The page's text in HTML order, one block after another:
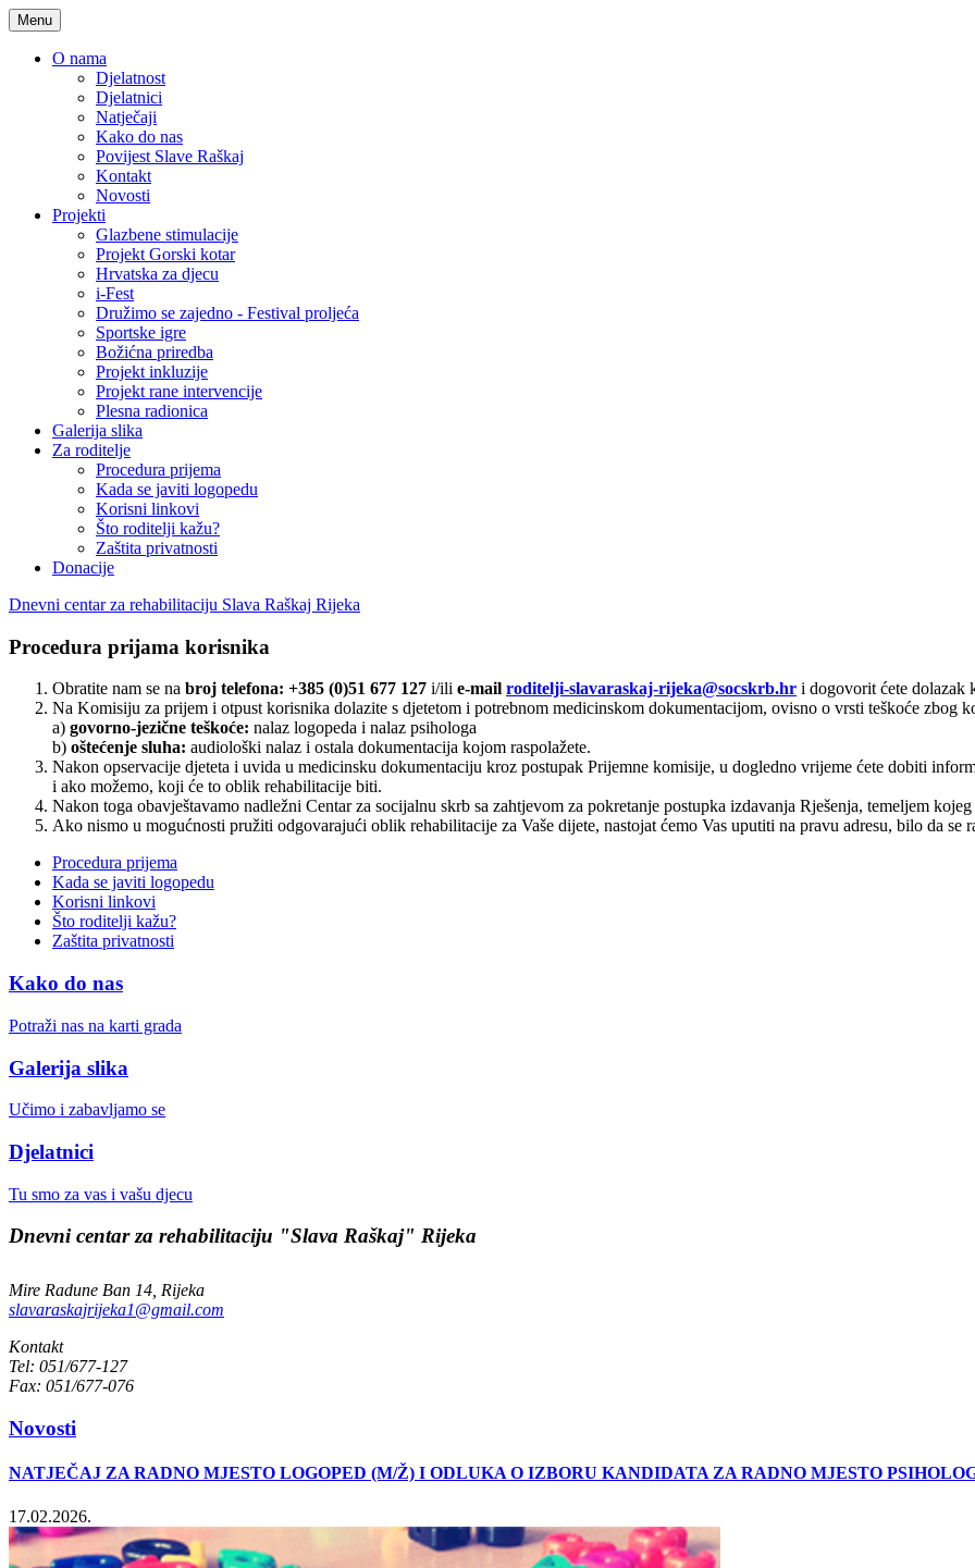
Menu
O nama
Djelatnost
Djelatnici
Natječaji
Kako do nas
Povijest Slave Raškaj
Kontakt
Novosti
Projekti
Glazbene stimulacije
Projekt Gorski kotar
Hrvatska za djecu
i-Fest
Družimo se zajedno - Festival proljeća
Sportske igre
Božićna priredba
Projekt inkluzije
Projekt rane intervencije
Plesna radionica
Galerija slika
Za roditelje
Procedura prijema
Kada se javiti logopedu
Korisni linkovi
Što roditelji kažu?
Zaštita privatnosti
Donacije
Dnevni centar za rehabilitaciju Slava Raškaj Rijeka
Procedura prijama korisnika
Obratite nam se na broj telefona: +385 (0)51 677 127 i/ili e-mail roditelji-slavaraskaj-rijeka@socskrb.hr i dogovorit ćete dolazak
Na Komisiju za prijem i otpust korisnika dolazite s djetetom i potrebnom medicinskom dokumentacijom, ovisno o vrsti teškoće zbog
a) govorno-jezične teškoće: nalaz logopeda i nalaz psihologa
b) oštećenje sluha: audiološki nalaz i ostala dokumentacija kojom raspolažete.
Nakon opservacije djeteta i uvida u medicinsku dokumentaciju kroz postupak Prijemne komisije, u dogledno vrijeme ćete dobiti
i ako možemo, koji će to oblik rehabilitacije biti.
Nakon toga obavještavamo nadležni Centar za socijalnu skrb sa zahtjevom za pokretanje postupka izdavanja Rješenja, temeljem
Ako nismo u mogućnosti pružiti odgovarajući oblik rehabilitacije za Vaše dijete, nastojat ćemo Vas uputiti na pravu adresu, bilo da se
Procedura prijema
Kada se javiti logopedu
Korisni linkovi
Što roditelji kažu?
Zaštita privatnosti
Kako do nas
Potraži nas na karti grada
Galerija slika
Učimo i zabavljamo se
Djelatnici
Tu smo za vas i vašu djecu
Dnevni centar za rehabilitaciju "Slava Raškaj" Rijeka
Mire Radune Ban 14, Rijeka
slavaraskajrijeka1@gmail.com
Kontakt
Tel: 051/677-127
Fax: 051/677-076
Novosti
NATJEČAJ ZA RADNO MJESTO LOGOPED (M/Ž) I ODLUKA O IZBORU KANDIDATA ZA RADNO MJESTO
17.02.2026.